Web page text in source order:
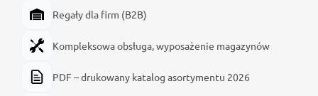
Regały dla firm (B2B)
Kompleksowa obsługa, wyposażenie magazynów
PDF – drukowany katalog asortymentu 2026